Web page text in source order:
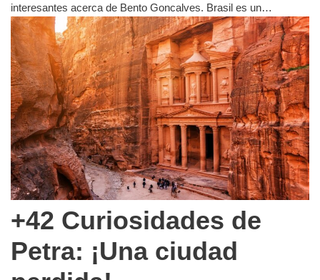
interesantes acerca de Bento Goncalves. Brasil es un…
+42 Curiosidades de
Petra: ¡Una ciudad